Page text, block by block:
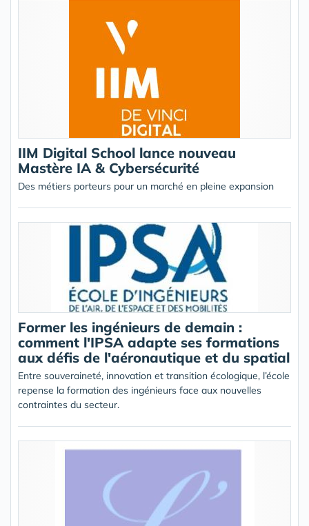
IIM Digital School lance nouveau
Mastère IA & Cybersécurité
Des métiers porteurs pour un marché en pleine expansion
Former les ingénieurs de demain :
comment l'IPSA adapte ses formations
aux défis de l'aéronautique et du spatial
Entre souveraineté, innovation et transition écologique, l’école
repense la formation des ingénieurs face aux nouvelles
contraintes du secteur.